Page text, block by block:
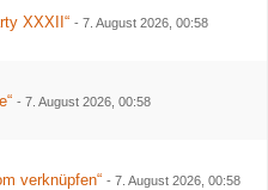
XXXII“ - 7. August 2026, 00:58
- 7. August 2026, 00:58
verknüpfen“ - 7. August 2026, 00:58